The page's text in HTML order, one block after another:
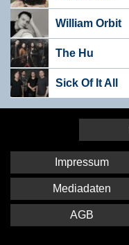
William Orbit
The Hu
Sick Of It All
Impressum
Mediadaten
AGB